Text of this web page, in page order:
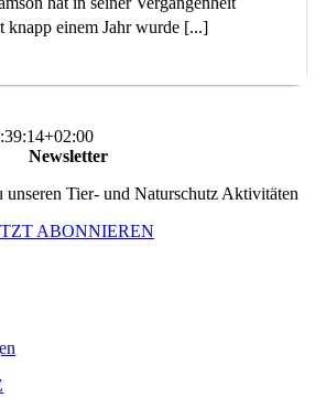
knapp einem Jahr wurde [...]
Newsletter
Tier- und Naturschutz Aktivitäten
ABONNIEREN